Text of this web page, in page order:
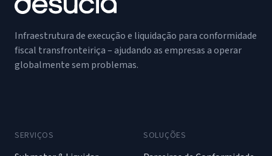
Infraestrutura de execução e liquidação para conformidade
fiscal transfronteiriça – ajudando as empresas a operar
globalmente sem problemas.
SERVIÇOS SOLUÇÕES